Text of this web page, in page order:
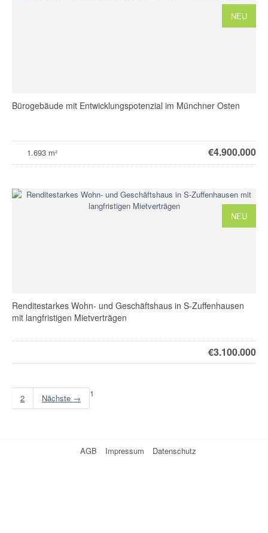
NEU
Bürogebäude mit Entwicklungspotenzial im Münchner Osten
1.693 m² €4.900.000
NEU
Renditestarkes Wohn- und Geschäftshaus in S-Zuffenhausen
mit langfristigen Mietverträgen
€3.100.000
1
2 Nächste →
AGB Impressum Datenschutz